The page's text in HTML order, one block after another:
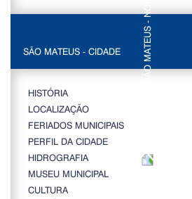
SÃO MATEUS - CIDADE
HISTÓRIA
LOCALIZAÇÃO
FERIADOS MUNICIPAIS
PERFIL DA CIDADE
HIDROGRAFIA
MUSEU MUNICIPAL
CULTURA